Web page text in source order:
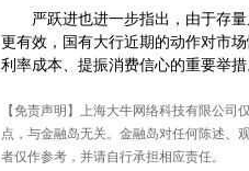
严跃进也进一步指出，由于存量
更有效，国有大行近期的动作对市
利率成本、提振消费信心的重要举
【免责声明】上海大牛网络科技有限公
点，与金融岛无关。金融岛对任何陈述、
者仅作参考，并请自行承担相应责任。